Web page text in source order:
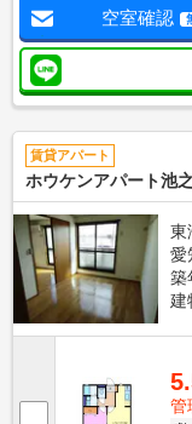
空室確認
賃貸アパート
ホウケンアパート池
東
愛
築
建
管